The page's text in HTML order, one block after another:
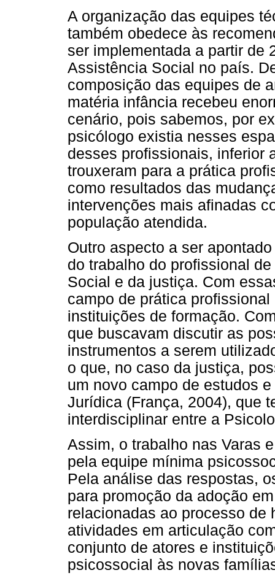
A organização das equipes
também obedece às
ser implementada a partir de
Assistência Social no país.
composição das equipes de
matéria infância recebeu
cenário, pois sabemos, por
psicólogo existia nesses
desses profissionais, inferior
trouxeram para a prática
como resultados das
intervenções mais afinadas
população atendida.
Outro aspecto a ser
do trabalho do profissional
Social e da justiça. Com
campo de prática
instituições de formação.
que buscavam discutir as
instrumentos a serem
o que, no caso da justiça,
um novo campo de estudos
Jurídica (França, 2004), que
interdisciplinar entre a
Assim, o trabalho nas Varas
pela equipe mínima
Pela análise das respostas,
para promoção da adoção
relacionadas ao processo de
atividades em articulação
conjunto de atores e
psicossocial às novas